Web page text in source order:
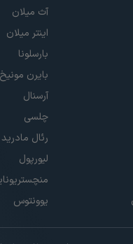
آث میلان
اینتر میلان
بارسلونا
بایرن مونیخ
آرسنال
چلسی
رئال مادرید
لیورپول
یوونتوس